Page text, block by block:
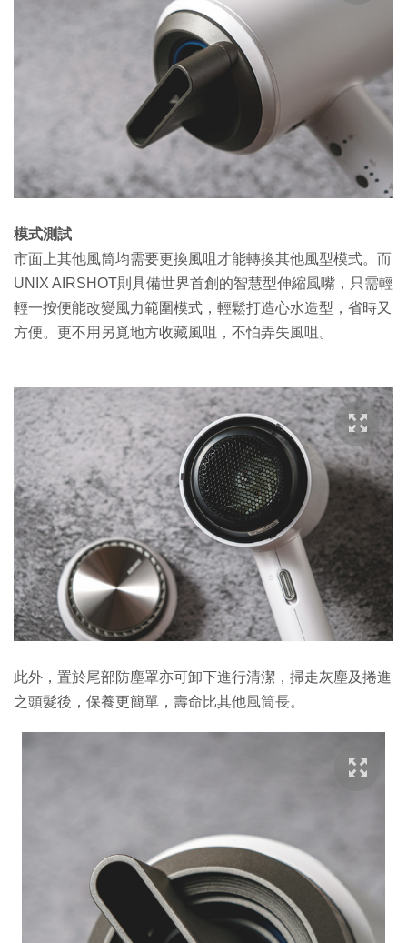
模式測試
市面上其他風筒均需要更換風咀才能轉換其他風型模式。而
UNIX AIRSHOT則具備世界首創的智慧型伸縮風嘴，只需輕
輕一按便能改變風力範圍模式，輕鬆打造心水造型，省時又
方便。更不用另覓地方收藏風咀，不怕弄失風咀。
此外，置於尾部防塵罩亦可卸下進行清潔，掃走灰塵及捲進
之頭髮後，保養更簡單，壽命比其他風筒長。